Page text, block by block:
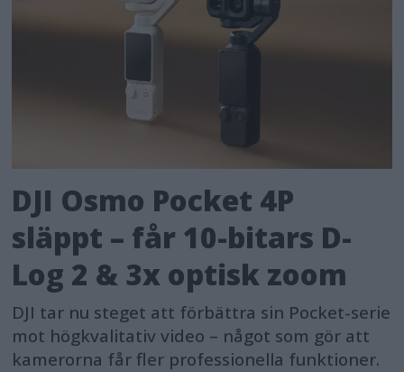
DJI Osmo Pocket 4P
släppt – får 10-bitars D-
Log 2 & 3x optisk zoom
DJI tar nu steget att förbättra sin Pocket-serie
mot högkvalitativ video – något som gör att
kamerorna får fler professionella funktioner.